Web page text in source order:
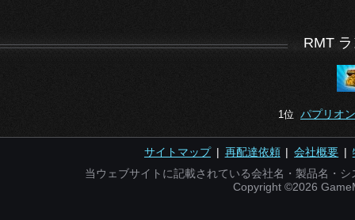
RMT
1位 パプリオ
サイトマップ| 再配達依頼|会社概要 |
当ウェブサイトに記載されている会社名・製品名・
Copyright ©2026